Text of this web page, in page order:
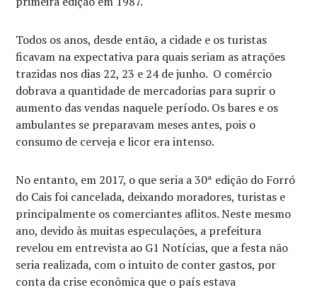
Todos os anos, desde então, a cidade e os turistas
ficavam na expectativa para quais seriam as atrações
trazidas nos dias 22, 23 e 24 de junho. O comércio
dobrava a quantidade de mercadorias para suprir o
aumento das vendas naquele período. Os bares e os
ambulantes se preparavam meses antes, pois o
consumo de cerveja e licor era intenso.
No entanto, em 2017, o que seria a 30ª edição do Forró
do Cais foi cancelada, deixando moradores, turistas e
principalmente os comerciantes aflitos. Neste mesmo
ano, devido às muitas especulações, a prefeitura
revelou em entrevista ao G1 Notícias, que a festa não
seria realizada, com o intuito de conter gastos, por
conta da crise econômica que o país estava